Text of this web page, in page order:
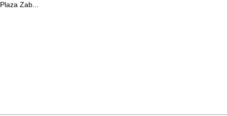
Plaza Zab...